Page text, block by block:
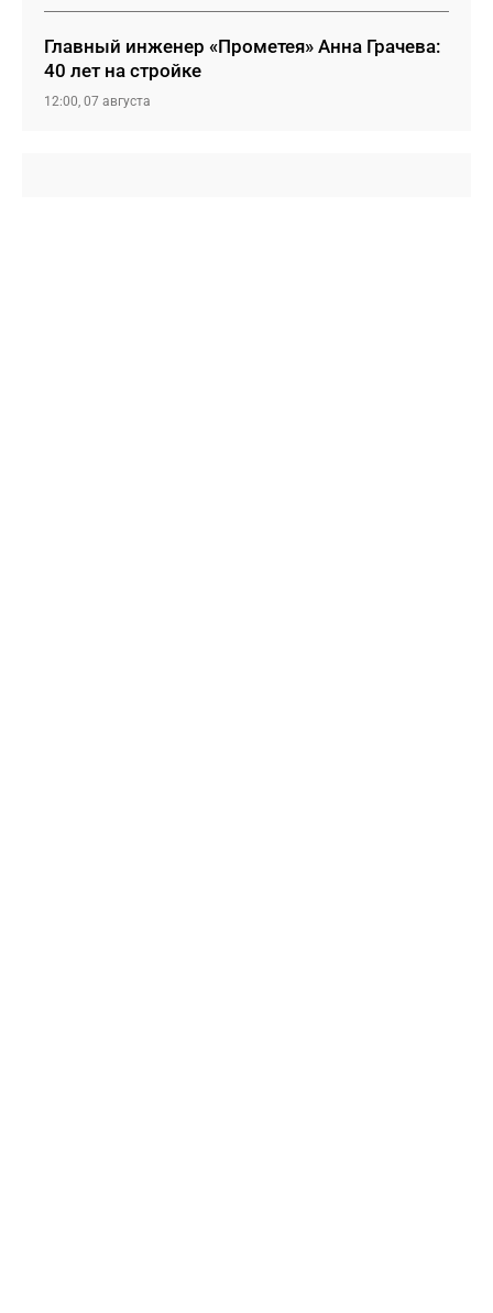
Главный инженер «Прометея» Анна Грачева:
40 лет на стройке
12:00, 07 августа